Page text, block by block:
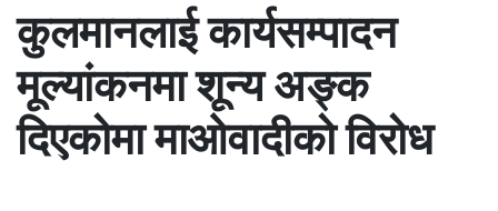
कुलमानलाई कार्यसम्पादन
मूल्यांकनमा शून्य अङ्क
दिएकोमा माओवादीको विरोध